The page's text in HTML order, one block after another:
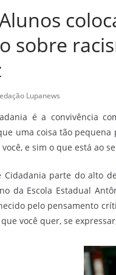
sobre
Lupanews
é a convivência
uma coisa tão
e sim o que está ao
Cidadania parte do alto
da Escola Estadual
pelo pensamento
você quer, se